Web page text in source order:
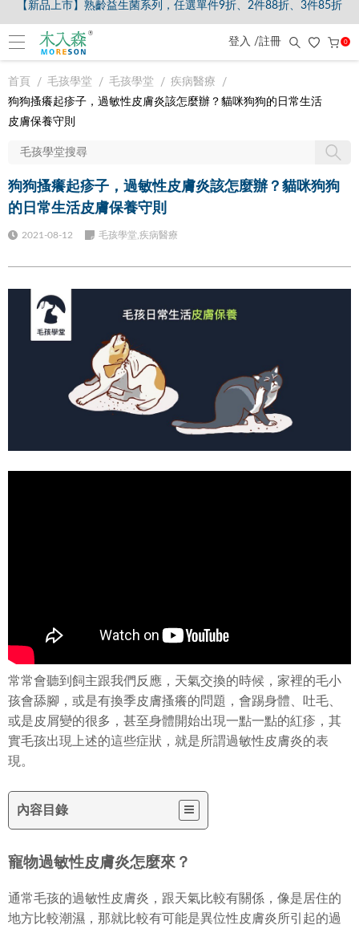
【8/5-8/9爸氣獻禮】全館滿$2000現折$200、滿$3000現折$300、滿
登入 /註冊 0
首頁 毛孩學堂 毛孩學堂
疾病醫療
狗狗搔癢起疹子，過敏性皮膚炎該怎麼辦？貓咪狗狗的日常生活
皮膚保養守則
狗狗搔癢起疹子，過敏性皮膚炎該怎麼辦？貓咪狗狗
的日常生活皮膚保養守則
2021-08-12 毛孩學堂,疾病醫療
常常會聽到飼主跟我們反應，天氣交換的時候，家裡的毛小
孩會舔腳，或是有換季皮膚搔癢的問題，會踢身體、吐毛、
或是皮屑變的很多，甚至身體開始出現一點一點的紅疹，其
實毛孩出現上述的這些症狀，就是所謂過敏性皮膚炎的表
現。
內容目錄
寵物過敏性皮膚炎怎麼來？
通常毛孩的過敏性皮膚炎，跟天氣比較有關係，像是居住的
地方比較潮濕，那就比較有可能是異位性皮膚炎所引起的過